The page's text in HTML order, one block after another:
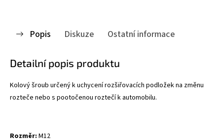
Popis Diskuze Ostatní informace
Detailní popis produktu
Kolový šroub určený k uchycení rozšiřovacích podložek na změnu
rozteče nebo s pootočenou roztečí k automobilu.
Rozměr: M12